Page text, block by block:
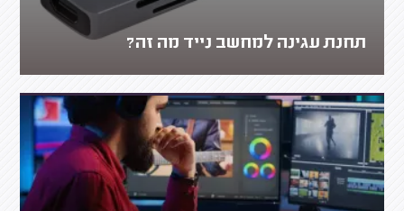
תחנת עגינה למחשב נייד מה זה?